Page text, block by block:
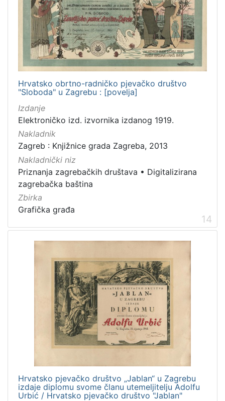
Hrvatsko obrtno-radničko pjevačko društvo
"Sloboda" u Zagrebu : [povelja]
Izdanje
Elektroničko izd. izvornika izdanog 1919.
Nakladnik
Zagreb : Knjižnice grada Zagreba, 2013
Nakladnički niz
Priznanja zagrebačkih društava • Digitalizirana
zagrebačka baština
Zbirka
Grafička građa
14
Hrvatsko pjevačko društvo „Jablan“ u Zagrebu
izdaje diplomu svome članu utemeljitelju Adolfu
Urbić / Hrvatsko pjevačko društvo "Jablan"